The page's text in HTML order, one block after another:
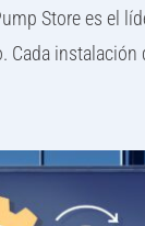
Store es el